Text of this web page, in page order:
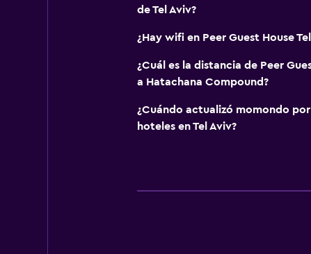
de Tel Aviv?
¿Hay wifi en Peer Guest House
¿Cuál es la distancia de Peer
a Hatachana Compound?
¿Cuándo actualizó momondo
hoteles en Tel Aviv?